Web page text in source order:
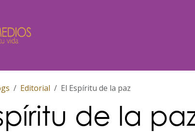
Editorial El Espíritu de la paz
de la